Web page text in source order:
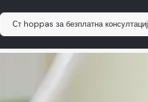
Ст hoppas за безплатна